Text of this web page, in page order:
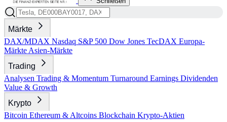
Märkte
DAX/MDAX Nasdaq S&P 500 Dow Jones TecDAX Europa-
Märkte Asien-Märkte
Trading
Analysen Trading & Momentum Turnaround Earnings Dividenden
Value & Growth
Krypto
Bitcoin Ethereum & Altcoins Blockchain Krypto-Aktien